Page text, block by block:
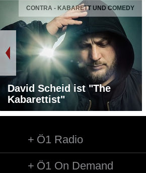
CONTRA - KABARETT UND COMEDY
David Scheid ist "The
Kabarettist"
Ö1 Radio
Ö1 On Demand